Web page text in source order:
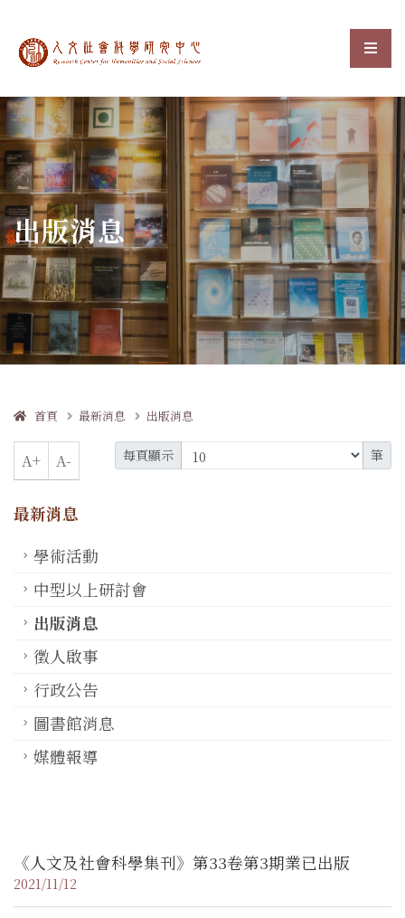
中央研究院人文社會科選
:::
出版消息
首頁 最新消息 出版消息
A+ A- 每頁顯示 筆
最新消息
學術活動
中型以上研討會
出版消息
徵人啟事
行政公告
圖書館消息
媒體報導
《人文及社會科學集刊》第33卷第3期業已出版
2021/11/12